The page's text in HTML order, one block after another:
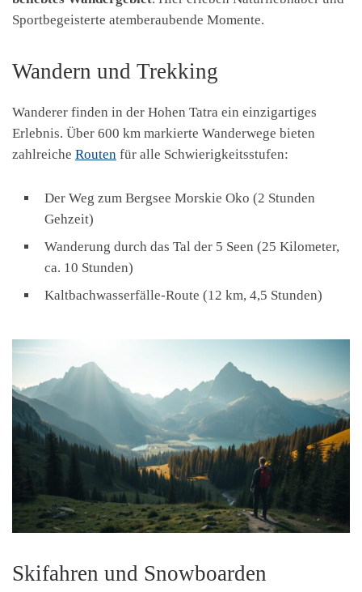
Sportbegeisterte atemberaubende Momente.
Wandern und Trekking
Wanderer finden in der Hohen Tatra ein einzigartiges
Erlebnis. Über 600 km markierte Wanderwege bieten
zahlreiche Routen für alle Schwierigkeitsstufen:
Der Weg zum Bergsee Morskie Oko (2 Stunden
Gehzeit)
Wanderung durch das Tal der 5 Seen (25 Kilometer,
ca. 10 Stunden)
Kaltbachwasserfälle-Route (12 km, 4,5 Stunden)
Skifahren und Snowboarden